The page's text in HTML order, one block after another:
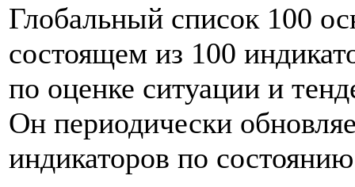
Глобальный список 100
состоящем из 100
по оценке ситуации и
Он периодически
индикаторов по